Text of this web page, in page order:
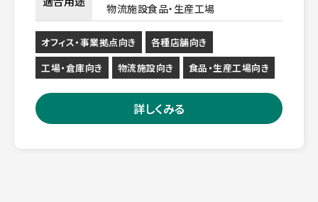
物流施設食品・生産工場
オフィス・事業拠点向き
各種店舗向き
工場・倉庫向き
物流施設向き 食品・生産工場向き
詳しくみる